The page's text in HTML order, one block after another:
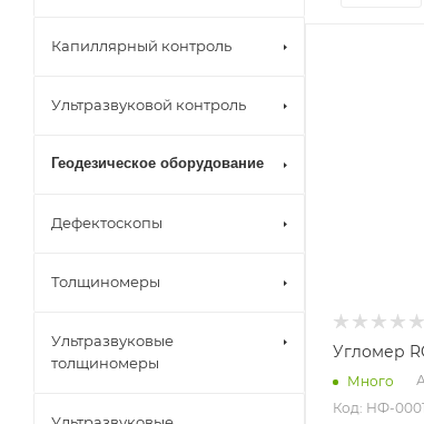
Угломер
Много
Код: НФ-
Капиллярный контроль
Ультразвуковой контроль
Геодезическое оборудование
Дефектоскопы
Толщиномеры
Ультразвуковые
толщиномеры